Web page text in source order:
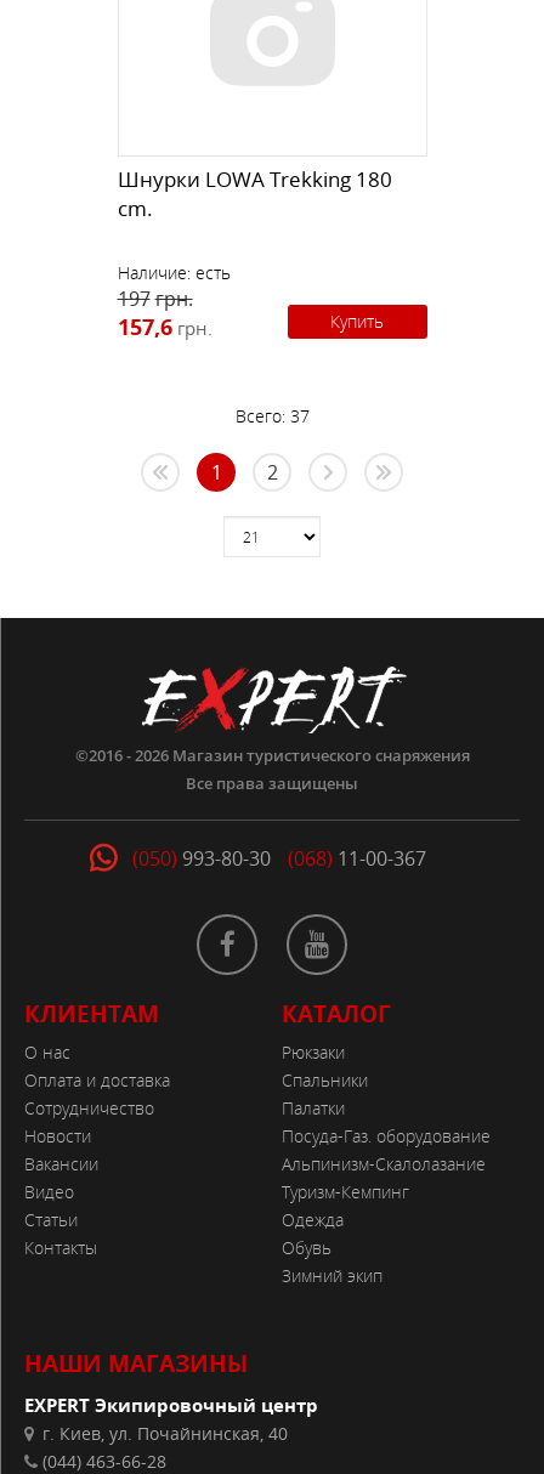
Шнурки LOWA Trekking 180
cm.
Наличие: есть
197грн.
157,6 грн. Купить
Всего: 37
1 2
©2016 - 2026 Магазин туристического снаряжения
Все права защищены
(050) 993-80-30 (068) 11-00-367
КЛИЕНТАМ
О нас
Оплата и доставка
Сотрудничество
Новости
Вакансии
Видео
Статьи
Контакты
КАТАЛОГ
Рюкзаки
Спальники
Палатки
Посуда-Газ. оборудование
Альпинизм-Скалолазание
Туризм-Кемпинг
Одежда
Обувь
Зимний экип
НАШИ МАГАЗИНЫ
EXPERT Экипировочный центр
г. Киев, ул. Почайнинская, 40
(044) 463-66-28